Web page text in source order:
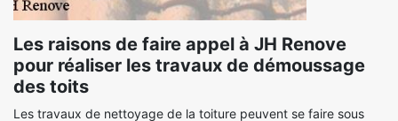
Les raisons de faire appel à JH Renove
pour réaliser les travaux de démoussage
des toits
Les travaux de nettoyage de la toiture peuvent se faire sous